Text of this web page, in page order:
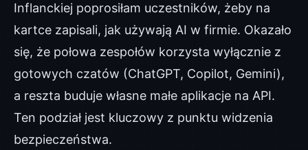
Inflanckiej poprosiłam uczestników, żeby na
kartce zapisali, jak używają AI w firmie. Okazało
się, że połowa zespołów korzysta wyłącznie z
gotowych czatów (ChatGPT, Copilot, Gemini),
a reszta buduje własne małe aplikacje na API.
Ten podział jest kluczowy z punktu widzenia
bezpieczeństwa.